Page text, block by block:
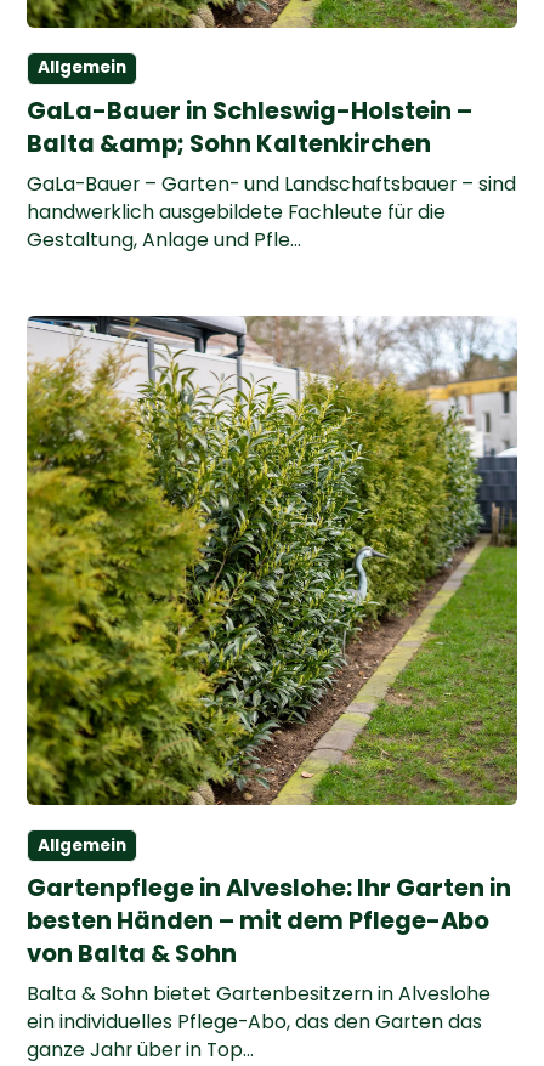
Allgemein
GaLa-Bauer in Schleswig-Holstein –
Balta &amp; Sohn Kaltenkirchen
GaLa-Bauer – Garten- und Landschaftsbauer – sind
handwerklich ausgebildete Fachleute für die
Gestaltung, Anlage und Pfle...
Allgemein
Gartenpflege in Alveslohe: Ihr Garten in
besten Händen – mit dem Pflege-Abo
von Balta & Sohn
Balta & Sohn bietet Gartenbesitzern in Alveslohe
ein individuelles Pflege-Abo, das den Garten das
ganze Jahr über in Top...